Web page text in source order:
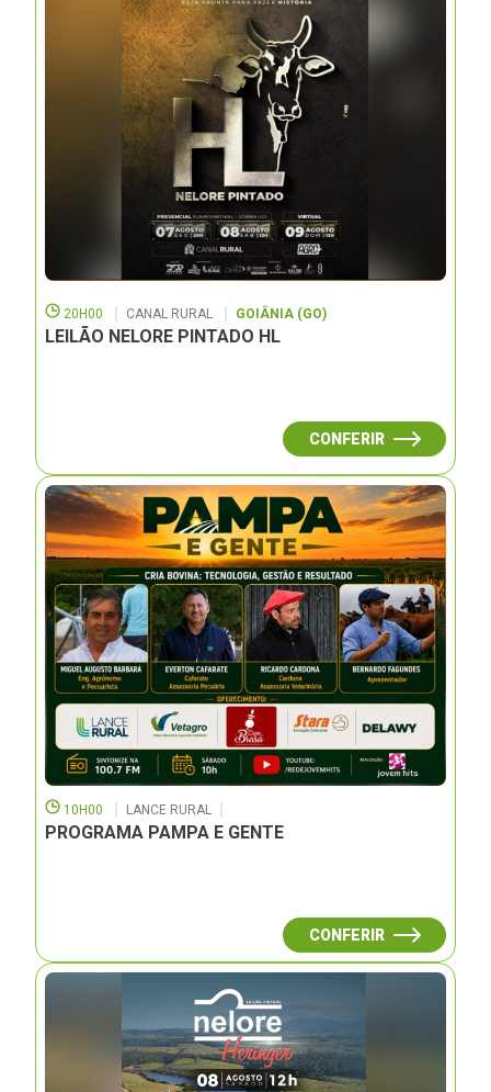
20H00 CANAL RURAL GOIÂNIA (GO)
LEILÃO NELORE PINTADO HL
CONFERIR
10H00 LANCE RURAL
PROGRAMA PAMPA E GENTE
CONFERIR